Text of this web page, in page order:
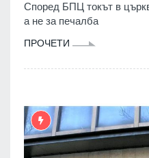
Според БПЦ токът в
а не за печалба
ПРОЧЕТИ